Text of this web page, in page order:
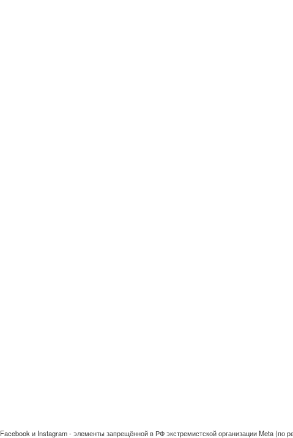
Facebook и Instagram - элементы запрещённой в РФ экстремистской организации Meta (по